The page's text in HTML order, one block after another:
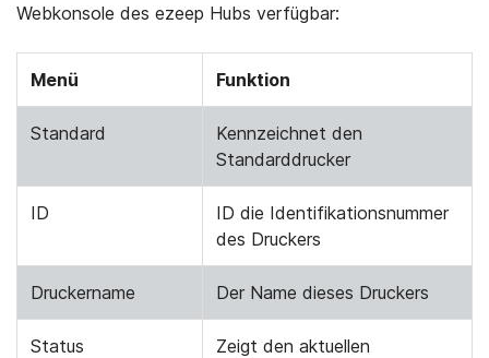
Webkonsole des ezeep Hubs verfügbar:
Menü Funktion
Standard
Kennzeichnet den
Standarddrucker
ID
ID die Identifikationsnummer
des Druckers
Druckername Der Name dieses Druckers
Status
Zeigt den aktuellen